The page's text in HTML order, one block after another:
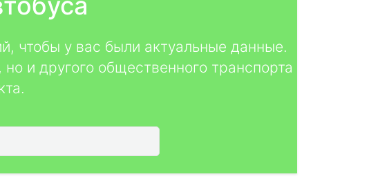
чтобы у вас были актуальные данные.
и другого общественного транспорта